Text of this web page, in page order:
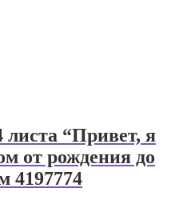
“Привет, я
от рождения до
4197774